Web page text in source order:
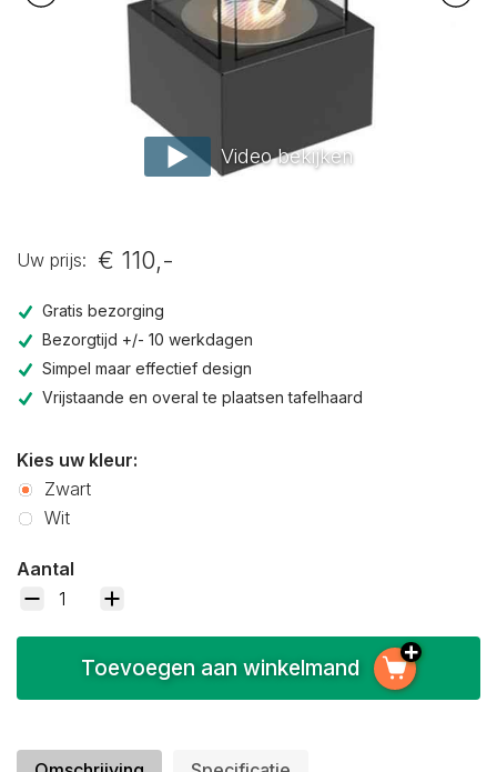
Video bekijken
Uw prijs: € 110,-
Gratis bezorging
Bezorgtijd +/- 10 werkdagen
Simpel maar effectief design
Vrijstaande en overal te plaatsen tafelhaard
Kies uw kleur:
Zwart
Wit
Aantal
Toevoegen aan winkelmand